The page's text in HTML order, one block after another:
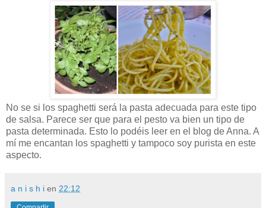
No se si los spaghetti será la pasta adecuada para este tipo
de salsa. Parece ser que para el pesto va bien un tipo de
pasta determinada. Esto lo podéis leer en el blog de Anna. A
mí me encantan los spaghetti y tampoco soy purista en este
aspecto.
a n i s h i en 22:12